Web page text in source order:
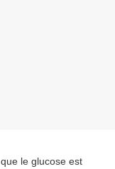
le glucose est